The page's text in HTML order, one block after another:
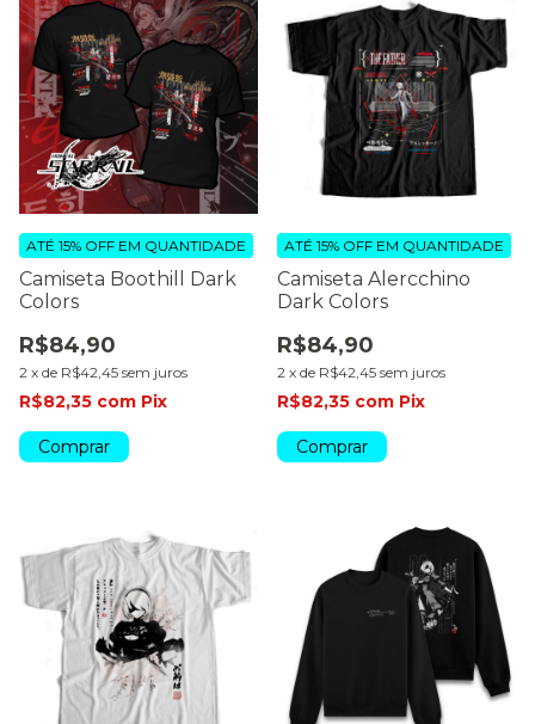
Camiseta Boothill Dark
Colors
R$84,90
2 x de R$42,45 sem juros
ATÉ 15% OFF EM QUANTIDADE
R$82,35 com Pix
Comprar
Camiseta Alercchino
Dark Colors
R$84,90
2 x de R$42,45 sem juros
ATÉ 15% OFF EM QUANTIDADE
R$82,35 com Pix
Comprar